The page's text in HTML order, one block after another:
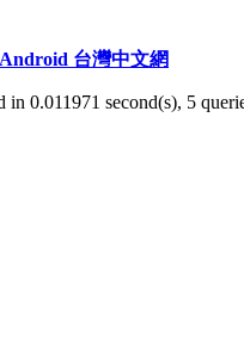
Android 台灣中文網
in 0.011971 second(s), 5